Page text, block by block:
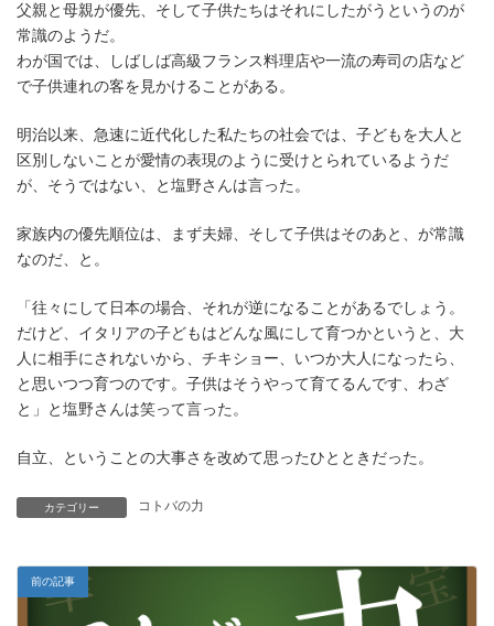
父親と母親が優先、そして子供たちはそれにしたがうというのが
常識のようだ。
わが国では、しばしば高級フランス料理店や一流の寿司の店など
で子供連れの客を見かけることがある。
明治以来、急速に近代化した私たちの社会では、子どもを大人と
区別しないことが愛情の表現のように受けとられているようだ
が、そうではない、と塩野さんは言った。
家族内の優先順位は、まず夫婦、そして子供はそのあと、が常識
なのだ、と。
「往々にして日本の場合、それが逆になることがあるでしょう。
だけど、イタリアの子どもはどんな風にして育つかというと、大
人に相手にされないから、チキショー、いつか大人になったら、
と思いつつ育つのです。子供はそうやって育てるんです、わざ
と」と塩野さんは笑って言った。
自立、ということの大事さを改めて思ったひとときだった。
カテゴリー コトバの力
前の記事